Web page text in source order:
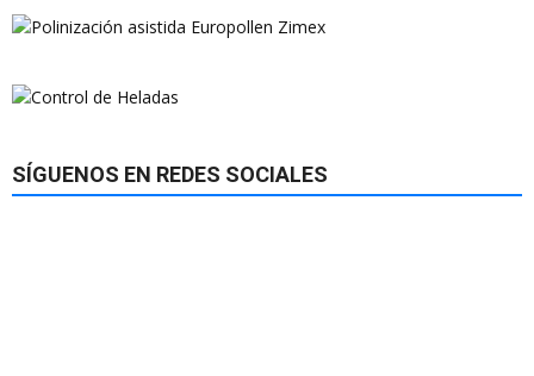
SÍGUENOS EN REDES SOCIALES